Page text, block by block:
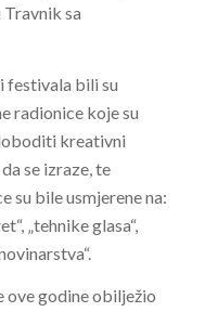
sa
festivala bili su
radionice koje su
kreativni
se izraze, te
su bile usmjerene na:
„tehnike glasa“,
ove godine obilježio